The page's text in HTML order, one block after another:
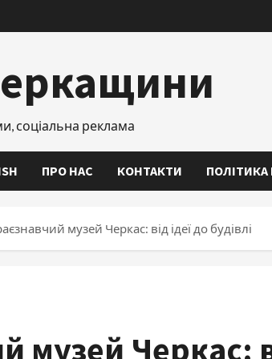
соціальна реклама
ПРО НАС КОНТАКТИ
музей Черкас: від ідеї до будівлі
музей Черкас: